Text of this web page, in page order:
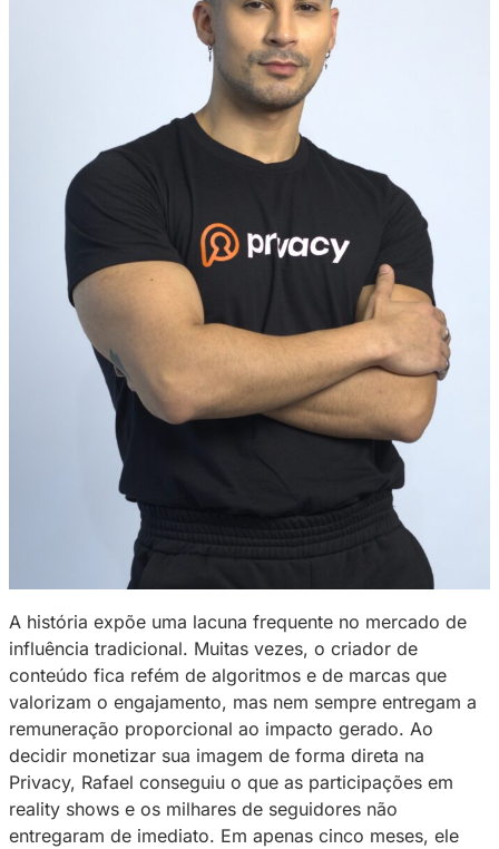
atual cenário do mercado de influência: a
massiva nem sempre se traduz na liquidez
para resolver uma crise pessoal imediata.
uma ideia, quase metade dos influenciadores
recebe menos de R$ 5 mil por mês com a
conteúdo, segundo o estudo Creators &
da YouPix.
No caso de Rafa, o motivo de sua chegada
foi urgente e nobre: ele precisava financiar
delicada para seu pai, cujo custo
reserva acumulada em anos de uma carreira
sucesso, mas muitas vezes instável